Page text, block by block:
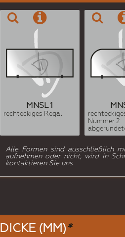
MNSL 1
rechteckiges Regal
Nummer 2
Alle Formen sind ausschließlich
aufnehmen oder nicht, wird in
kontaktieren Sie uns.
DICKE (MM)*